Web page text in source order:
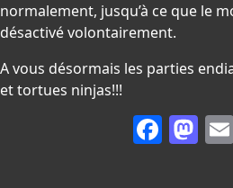
normalement, jusqu’à ce que le
désactivé volontairement.
A vous désormais les parties
et tortues ninjas!!!